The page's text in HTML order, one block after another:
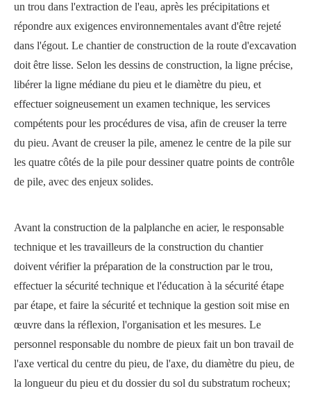
un trou dans l'extraction de l'eau, après les précipitations et
répondre aux exigences environnementales avant d'être rejeté
dans l'égout. Le chantier de construction de la route d'excavation
doit être lisse. Selon les dessins de construction, la ligne précise,
libérer la ligne médiane du pieu et le diamètre du pieu, et
effectuer soigneusement un examen technique, les services
compétents pour les procédures de visa, afin de creuser la terre
du pieu. Avant de creuser la pile, amenez le centre de la pile sur
les quatre côtés de la pile pour dessiner quatre points de contrôle
de pile, avec des enjeux solides.
Avant la construction de la palplanche en acier, le responsable
technique et les travailleurs de la construction du chantier
doivent vérifier la préparation de la construction par le trou,
effectuer la sécurité technique et l'éducation à la sécurité étape
par étape, et faire la sécurité et technique la gestion soit mise en
œuvre dans la réflexion, l'organisation et les mesures. Le
personnel responsable du nombre de pieux fait un bon travail de
l'axe vertical du centre du pieu, de l'axe, du diamètre du pieu, de
la longueur du pieu et du dossier du sol du substratum rocheux;